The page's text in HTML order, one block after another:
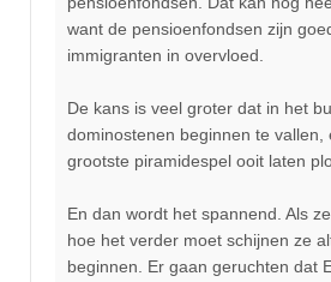
want de pensioenfondsen zijn
immigranten in overvloed.
De kans is veel groter dat in het
dominostenen beginnen te vallen,
grootste piramidespel ooit laten
En dan wordt het spannend. Als
hoe het verder moet schijnen ze
beginnen. Er gaan geruchten dat